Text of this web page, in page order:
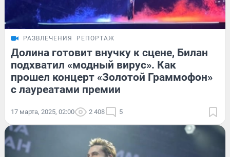
РАЗВЛЕЧЕНИЯ РЕПОРТАЖ
Долина готовит внучку к сцене, Билан
подхватил «модный вирус». Как
прошел концерт «Золотой Граммофон»
с лауреатами премии
17 марта, 2025, 02:00 2 408 5